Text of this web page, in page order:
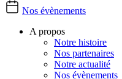
Nos évènements
A propos
Notre histoire
Nos partenaires
Notre actualité
Nos évènements